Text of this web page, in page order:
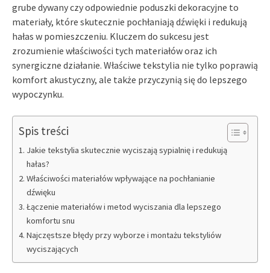
grube dywany czy odpowiednie poduszki dekoracyjne to
materiały, które skutecznie pochłaniają dźwięki i redukują
hałas w pomieszczeniu. Kluczem do sukcesu jest
zrozumienie właściwości tych materiałów oraz ich
synergiczne działanie. Właściwe tekstylia nie tylko poprawią
komfort akustyczny, ale także przyczynią się do lepszego
wypoczynku.
Spis treści
Jakie tekstylia skutecznie wyciszają sypialnię i redukują
hałas?
Właściwości materiałów wpływające na pochłanianie
dźwięku
Łączenie materiałów i metod wyciszania dla lepszego
komfortu snu
Najczęstsze błędy przy wyborze i montażu tekstyliów
wyciszających